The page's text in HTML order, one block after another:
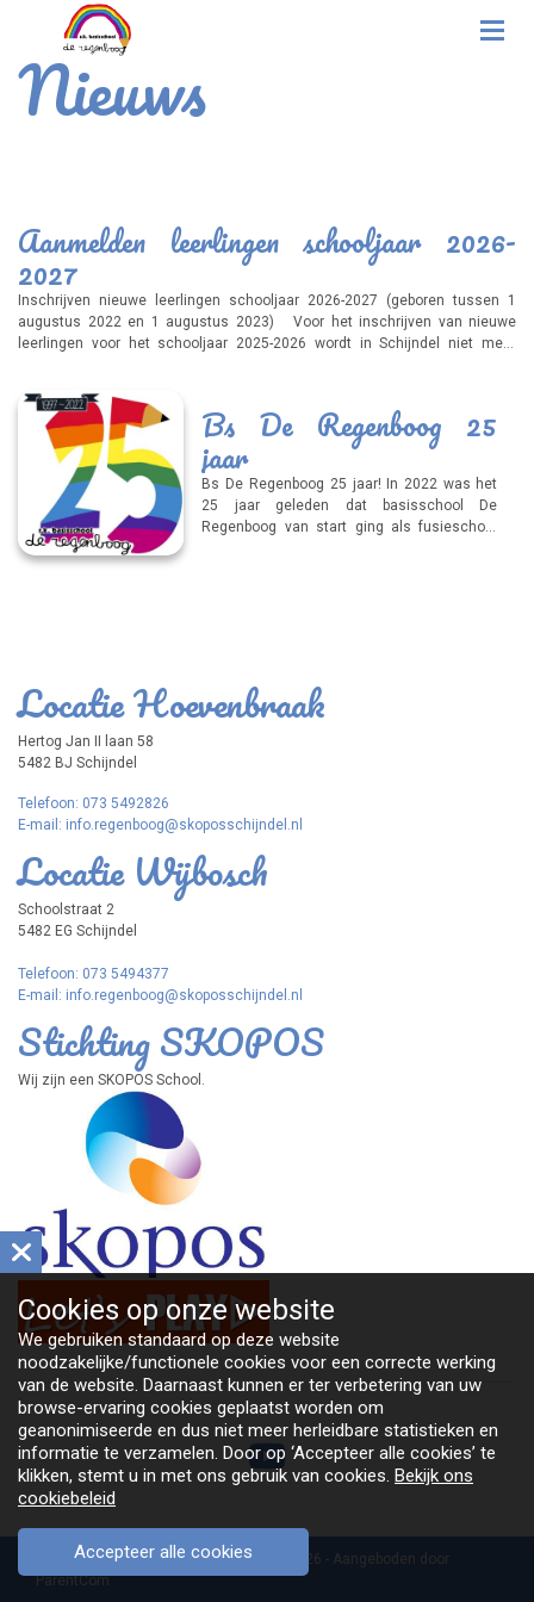
Nieuws
Aanmelden leerlingen schooljaar 2026-
2027
Inschrijven nieuwe leerlingen schooljaar 2026-2027 (geboren tussen 1
augustus 2022 en 1 augustus 2023) Voor het inschrijven van nieuwe
leerlingen voor het schooljaar 2025-2026 wordt in Schijndel niet meer
2026-2027 verzoeken wij echter wel om nieuwe leerlingen zoveel mogelijk
vóór 1 maart 2026 aan te melden. Ouders/verzorgers die al kinderen op
onze school hebben: Als u al één of meerdere kinderen op
Bs De Regenboog 25
jaar
Bs De Regenboog 25 jaar! In 2022 was het
25 jaar geleden dat basisschool De
Regenboog van start ging als fusieschool
begon met een spectaculaire show met
optredens van ouders, leerkrachten en
Locatie Hoevenbraak
Hertog Jan II laan 58
5482 BJ Schijndel
Telefoon: 073 5492826
E-mail: info.regenboog@skoposschijndel.nl
Locatie Wijbosch
Schoolstraat 2
5482 EG Schijndel
Telefoon: 073 5494377
E-mail: info.regenboog@skoposschijndel.nl
Stichting SKOPOS
Wij zijn een SKOPOS School.
Copyright Basisschool De Regenboog 2026 - Aangeboden door
ParentCom
Cookies oponze website
We gebruiken standaard op deze website
noodzakelijke/functionele cookies voor een correcte werking
van de website. Daarnaast kunnen er ter verbetering van uw
browse-ervaring cookies geplaatst worden om
geanonimiseerde en dus niet meer herleidbare statistieken en
informatie te verzamelen. Door op ‘Accepteer alle cookies’ te
klikken, stemt u in met ons gebruik van cookies. Bekijk ons
cookiebeleid
Accepteer alle cookies